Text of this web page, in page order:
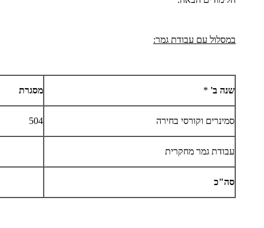
במסלול עם עבודת גמר:
שנה ב' * מסגרת
סמינרים וקורסי בחירה 504
עבודת גמר מחקרית
סה"כ